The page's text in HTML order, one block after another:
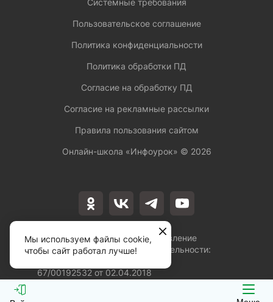
Лицензия на осуществление
образовательной деятельности:
67/00192532 от 02.04.2018
Системные требования
Пользовательское соглашение
Политика конфиденциальности
Политика обработки ПД
Согласие на обработку ПД
Согласие на рекламные рассылки
Правила пользования сайтом
Онлайн-школа «Инфоурок» © 2026
Мы используем файлы cookie,
чтобы сайт работал лучше!